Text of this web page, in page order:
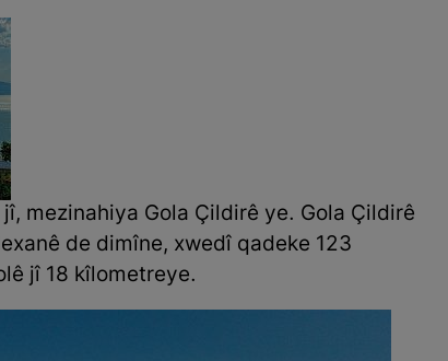
mezinahiya Gola Çildirê ye. Gola Çildirê
de dimîne, xwedî qadeke 123
jî 18 kîlometreye.